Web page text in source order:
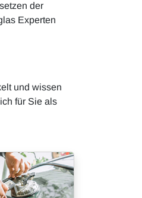
der
Experten
und wissen
für Sie als